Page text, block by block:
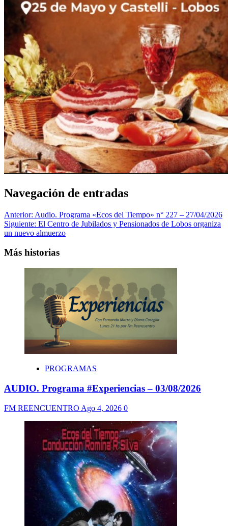
Navegación de entradas
Anterior: Audio. Programa «Ecos del Tiempo» n° 227 – 27/04/2026
Siguiente: El Centro de Jubilados y Pensionados de Lobos organiza
un nuevo almuerzo
Más historias
PROGRAMAS
AUDIO. Programa #Experiencias – 03/08/2026
FM REENCUENTRO Ago 4, 2026 0